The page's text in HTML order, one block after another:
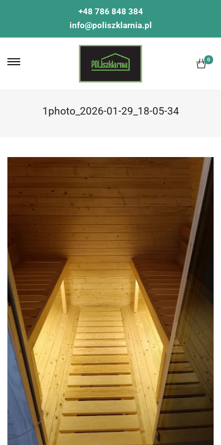
+48 786 848 384
info@poliszklarnia.pl
0
1photo_2026-01-29_18-05-34